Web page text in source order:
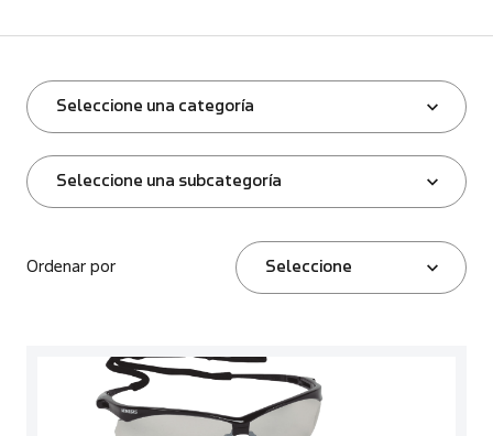
Seleccione una categoría
Seleccione una subcategoría
Ordenar por Seleccione